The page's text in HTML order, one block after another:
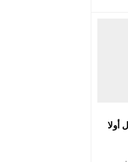
أولا